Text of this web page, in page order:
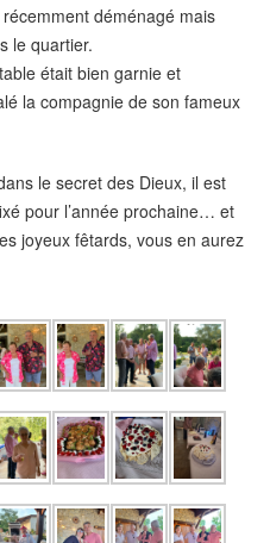
déménagé mais
le quartier.
était bien garnie et
la compagnie de son fameux
le secret des Dieux, il est
pour l’année prochaine… et
joyeux fêtards, vous en aurez